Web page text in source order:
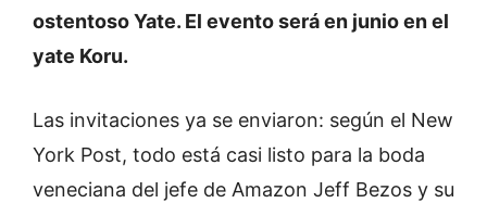
ostentoso Yate. El evento será en junio en el
yate Koru.
Las invitaciones ya se enviaron: según el New
York Post, todo está casi listo para la boda
veneciana del jefe de Amazon Jeff Bezos y su